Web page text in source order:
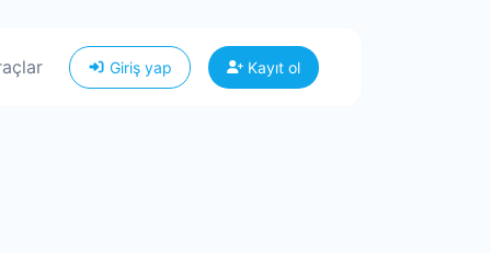
Giriş yap Kayıt ol